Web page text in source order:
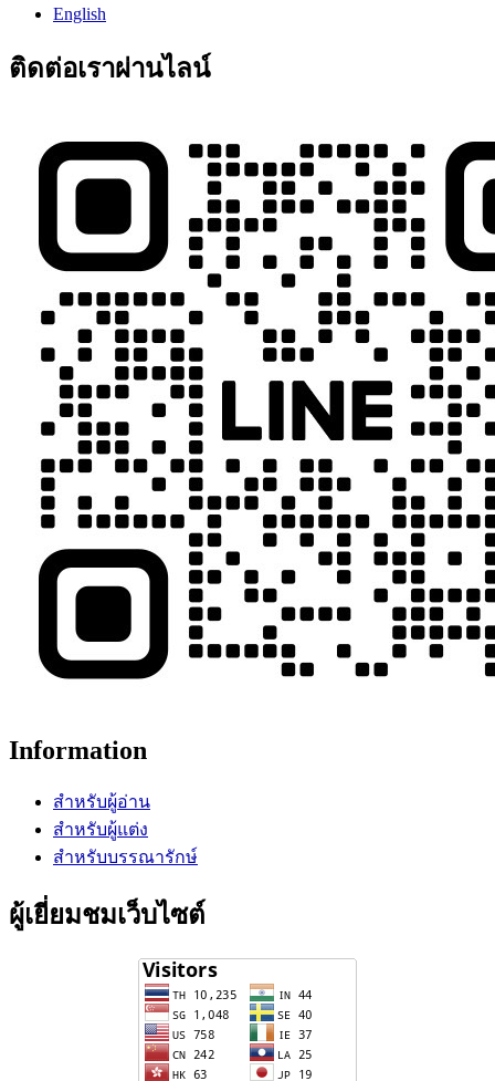
English
ติดต่อเราผ่านไลน์
Information
สำหรับผู้อ่าน
สำหรับผู้แต่ง
สำหรับบรรณารักษ์
ผู้เยี่ยมชมเว็บไซต์